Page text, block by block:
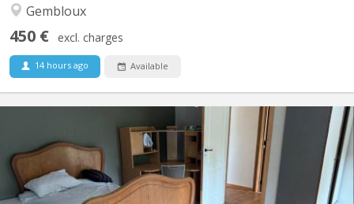
Gembloux
450 € excl. charges
14 hours ago Available
KV 2096
Des places se libèrent dans une colocation de choix à Vieusart !
🔸 Deux maisons mitoyennes (4p + 2p) 🔸 Emplacement
enchanteur à Vieux-Sart, dans le lieu-dit "la Place" 🔸 Cadre